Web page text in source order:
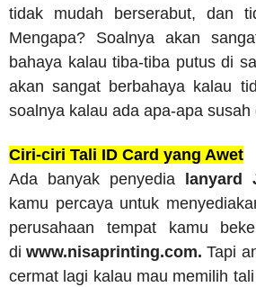
tidak mudah berserabut, dan
Mengapa? Soalnya akan
bahaya kalau tiba-tiba putus di
akan sangat berbahaya kalau
soalnya kalau ada apa-apa susah
Ciri-ciri Tali ID Card yang Awet
Ada banyak penyedia
lanyard
kamu percaya untuk
perusahaan tempat kamu
di www.nisaprinting.com. Tapi
cermat lagi kalau mau memilih